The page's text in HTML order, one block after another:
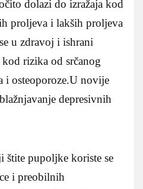
dolazi do izražaja kod
proljeva i lakših proljeva
u zdravoj i ishrani
rizika od srčanog
i osteoporoze.U novije
depresivnih
pupoljke koriste se
i preobilnih